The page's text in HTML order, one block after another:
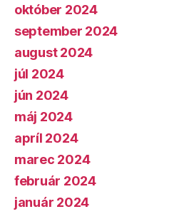
október 2024
september 2024
august 2024
júl 2024
jún 2024
máj 2024
apríl 2024
marec 2024
február 2024
január 2024